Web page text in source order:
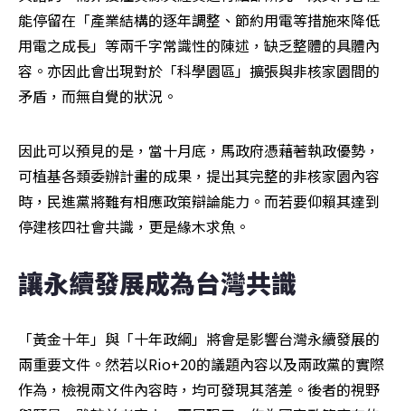
能停留在「產業結構的逐年調整、節約用電等措施來降低
用電之成長」等兩千字常識性的陳述，缺乏整體的具體內
容。亦因此會出現對於「科學園區」擴張與非核家園間的
矛盾，而無自覺的狀況。
因此可以預見的是，當十月底，馬政府憑藉著執政優勢，
可植基各類委辦計畫的成果，提出其完整的非核家園內容
時，民進黨將難有相應政策辯論能力。而若要仰賴其達到
停建核四社會共識，更是緣木求魚。
讓永續發展成為台灣共識
「黃金十年」與「十年政綱」將會是影響台灣永續發展的
兩重要文件。然若以Rio+20的議題內容以及兩政黨的實際
作為，檢視兩文件內容時，均可發現其落差。後者的視野